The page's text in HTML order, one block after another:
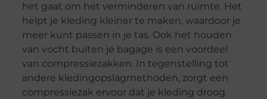
het gaat om het verminderen van ruimte. Het
helpt je kleding kleiner te maken, waardoor je
meer kunt passen in je tas. Ook het houden
van vocht buiten je bagage is een voordeel
van compressiezakken. In tegenstelling tot
andere kledingopslagmethoden, zorgt een
compressiezak ervoor dat je kleding droog